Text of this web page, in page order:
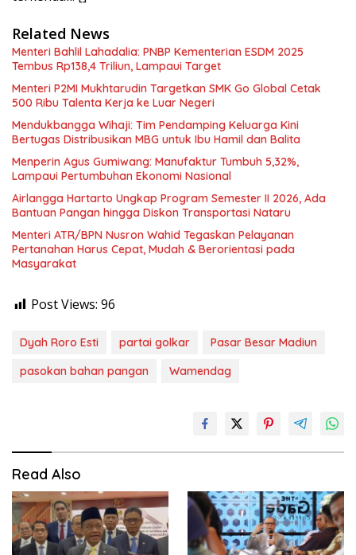
Related News
Menteri Bahlil Lahadalia: PNBP Kementerian ESDM 2025
Tembus Rp138,4 Triliun, Lampaui Target
Menteri P2MI Mukhtarudin Targetkan SMK Go Global Cetak
500 Ribu Talenta Kerja ke Luar Negeri
Mendukbangga Wihaji: Tim Pendamping Keluarga Kini
Bertugas Distribusikan MBG untuk Ibu Hamil dan Balita
Menperin Agus Gumiwang: Manufaktur Tumbuh 5,32%,
Lampaui Pertumbuhan Ekonomi Nasional
Airlangga Hartarto Ungkap Program Semester II 2026, Ada
Bantuan Pangan hingga Diskon Transportasi Nataru
Menteri ATR/BPN Nusron Wahid Tegaskan Pelayanan
Pertanahan Harus Cepat, Mudah & Berorientasi pada
Masyarakat
Post Views: 96
Dyah Roro Esti partai golkar
Pasar Besar Madiun
pasokan bahan pangan
Wamendag
Read Also